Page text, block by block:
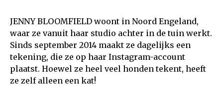
JENNY BLOOMFIELD woont in Noord Engeland,
waar ze vanuit haar studio achter in de tuin werkt.
Sinds september 2014 maakt ze dagelijks een
tekening, die ze op haar Instagram-account
plaatst. Hoewel ze heel veel honden tekent, heeft
ze zelf alleen een kat!